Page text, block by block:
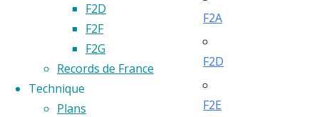
F2D
F2F
F2G
Records de France
Technique
Plans
F2A
F2D
F2E